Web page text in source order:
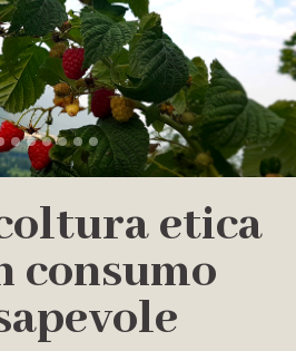
etica
consumo